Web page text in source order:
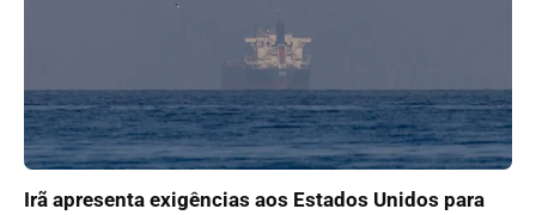
Irã apresenta exigências aos Estados Unidos para